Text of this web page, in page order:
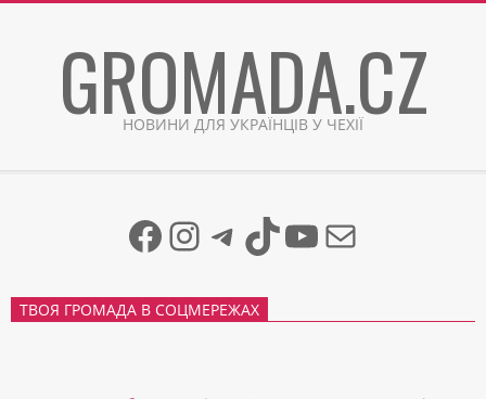
GROMADA.CZ
НОВИНИ ДЛЯ УКРАЇНЦІВ У ЧЕХІЇ
Facebook
Instagram
Telegram
TikTok
YouTube
Mail
ТВОЯ ГРОМАДА В СОЦМЕРЕЖАХ